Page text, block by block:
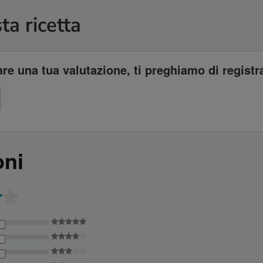
ricetta
una tua valutazione, ti preghiamo di